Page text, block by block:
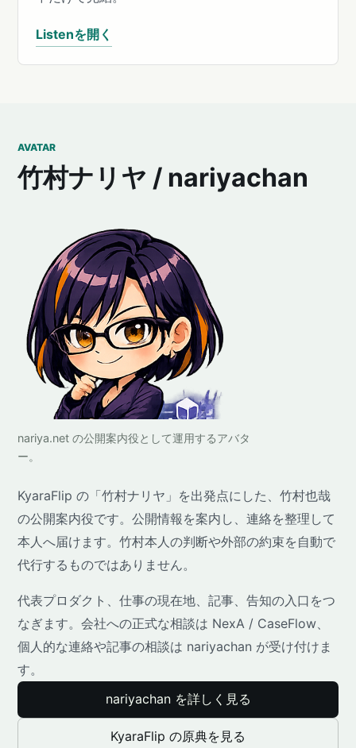
Listenを開く
AVATAR
竹村ナリヤ / nariyachan
nariya.net の公開案内役として運用するアバタ
ー。
KyaraFlip の「竹村ナリヤ」を出発点にした、竹村也哉
の公開案内役です。公開情報を案内し、連絡を整理して
本人へ届けます。竹村本人の判断や外部の約束を自動で
代行するものではありません。
代表プロダクト、仕事の現在地、記事、告知の入口をつ
なぎます。会社への正式な相談は NexA / CaseFlow、
個人的な連絡や記事の相談は nariyachan が受け付けま
す。
nariyachan を詳しく見る
KyaraFlip の原典を見る